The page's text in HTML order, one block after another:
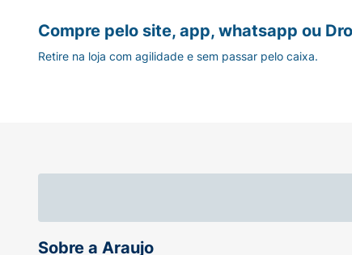
Sobre a Araujo
Compre pelo site, app, whatsapp ou
Retire na loja com agilidade e sem passar pelo caixa.